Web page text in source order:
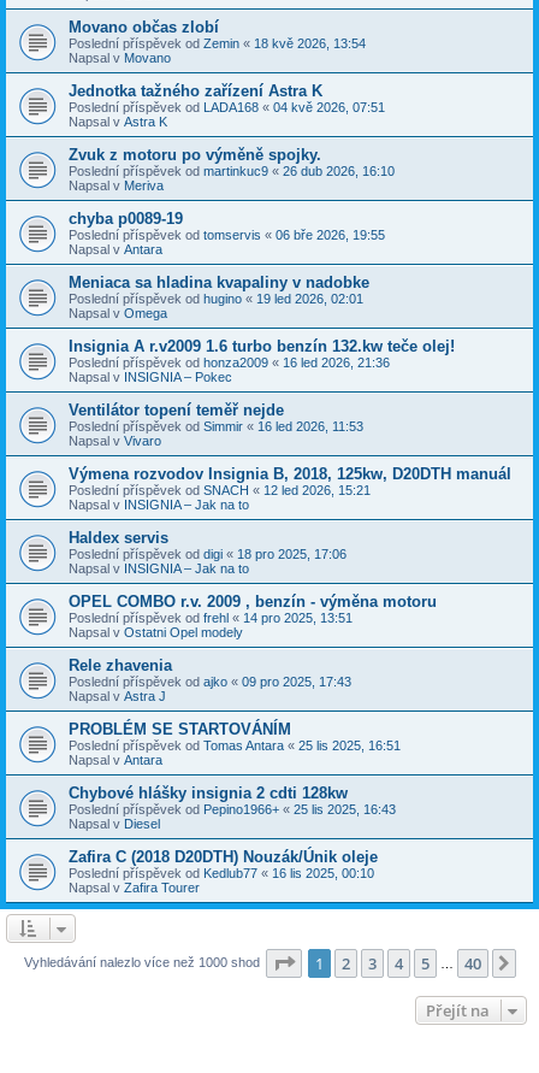
Movano občas zlobí
Poslední příspěvek od Zemin « 18 kvě 2026, 13:54
Napsal v Movano
Jednotka tažného zařízení Astra K
Poslední příspěvek od LADA168 « 04 kvě 2026, 07:51
Napsal v Astra K
Zvuk z motoru po výměně spojky.
Poslední příspěvek od martinkuc9 « 26 dub 2026, 16:10
Napsal v Meriva
chyba p0089-19
Poslední příspěvek od tomservis « 06 bře 2026, 19:55
Napsal v Antara
Meniaca sa hladina kvapaliny v nadobke
Poslední příspěvek od hugino « 19 led 2026, 02:01
Napsal v Omega
Insignia A r.v2009 1.6 turbo benzín 132.kw teče olej!
Poslední příspěvek od honza2009 « 16 led 2026, 21:36
Napsal v INSIGNIA – Pokec
Ventilátor topení teměř nejde
Poslední příspěvek od Simmir « 16 led 2026, 11:53
Napsal v Vivaro
Výmena rozvodov Insignia B, 2018, 125kw, D20DTH manuál
Poslední příspěvek od SNACH « 12 led 2026, 15:21
Napsal v INSIGNIA – Jak na to
Haldex servis
Poslední příspěvek od digi « 18 pro 2025, 17:06
Napsal v INSIGNIA – Jak na to
OPEL COMBO r.v. 2009 , benzín - výměna motoru
Poslední příspěvek od frehl « 14 pro 2025, 13:51
Napsal v Ostatni Opel modely
Rele zhavenia
Poslední příspěvek od ajko « 09 pro 2025, 17:43
Napsal v Astra J
PROBLÉM SE STARTOVÁNÍM
Poslední příspěvek od Tomas Antara « 25 lis 2025, 16:51
Napsal v Antara
Chybové hlášky insignia 2 cdti 128kw
Poslední příspěvek od Pepino1966+ « 25 lis 2025, 16:43
Napsal v Diesel
Zafira C (2018 D20DTH) Nouzák/Únik oleje
Poslední příspěvek od Kedlub77 « 16 lis 2025, 00:10
Napsal v Zafira Tourer
Vyhledávání nalezlo více než 1000 shod Stránka z 40
1 2 3 4 5 40
Přejít na